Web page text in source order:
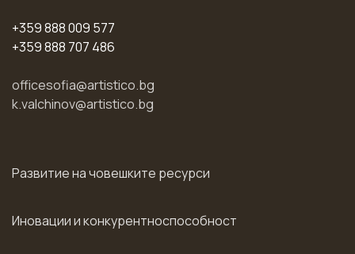
+359 888 009 577
+359 888 707 486
officesofia@artistico.bg
k.valchinov@artistico.bg
Развитие на човешките ресурси
Иновации и конкурентноспособност